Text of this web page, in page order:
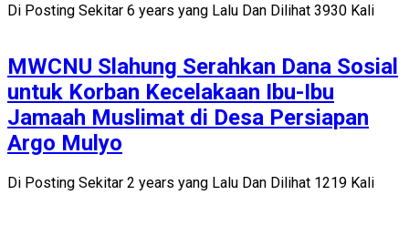
Di Posting Sekitar 6 years yang Lalu Dan Dilihat 3930 Kali
MWCNU Slahung Serahkan Dana Sosial
untuk Korban Kecelakaan Ibu-Ibu
Jamaah Muslimat di Desa Persiapan
Argo Mulyo
Di Posting Sekitar 2 years yang Lalu Dan Dilihat 1219 Kali